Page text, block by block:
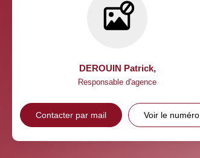
DEROUIN Patrick,
Responsable d'agence
Contacter par mail Voir le numéro